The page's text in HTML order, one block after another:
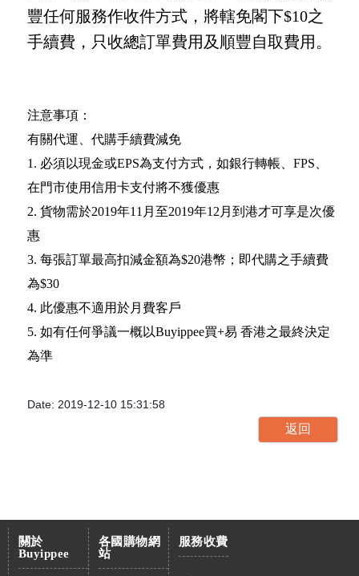
豐任何服務作收件方式，將轄免閣下$10之
手續費，只收總訂單費用及順豐自取費用。
注意事項：
有關代運、代購手續費減免
1. 必須以現金或EPS為支付方式，如銀行轉帳、FPS、
在門市使用信用卡支付將不獲優惠
2. 貨物需於2019年11月至2019年12月到港才可享是次優
惠
3. 每張訂單最高扣減金額為$20港幣；即代購之手續費
為$30
4. 此優惠不適用於月費客戶
5. 如有任何爭議一概以Buyippee買+易 香港之最終決定
為準
Date: 2019-12-10 15:31:58
關於
Buyippee
各國購物網
站
服務收費